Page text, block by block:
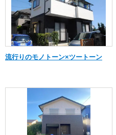
流行りのモノトーン×ツートーン